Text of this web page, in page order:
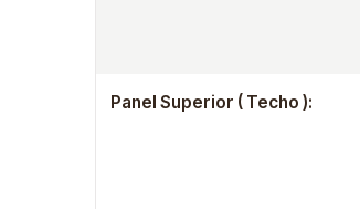
Panel Superior ( Techo ):